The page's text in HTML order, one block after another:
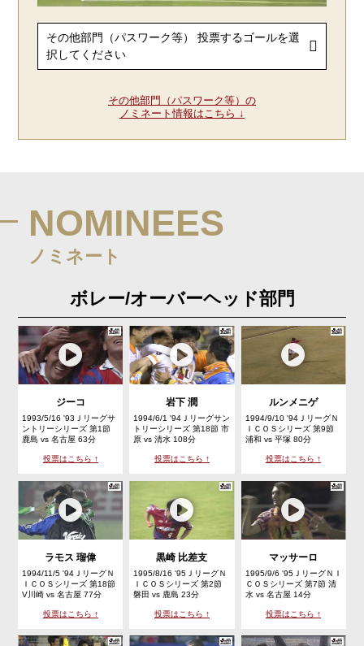
その他部門（パスワーク等）の
ノミネート情報はこちら ↓
NOMINEES
ノミネート
ボレー/オーバーヘッド部門
ジーコ
1993/5/16 '93Ｊリーグサ
ントリーシリーズ 第1節
鹿島 vs 名古屋 63分
投票はこちら ↑
岩下 潤
1994/6/1 '94Ｊリーグサン
トリーシリーズ 第18節 市
原 vs 清水 108分
投票はこちら ↑
ルンメニゲ
1994/9/10 '94ＪリーグＮ
ＩＣＯＳシリーズ 第9節
浦和 vs 平塚 80分
投票はこちら ↑
ラモス 瑠偉
1994/11/5 '94ＪリーグＮ
ＩＣＯＳシリーズ 第18節
V川崎 vs 名古屋 77分
投票はこちら ↑
黒崎 比差支
1995/8/16 '95ＪリーグＮ
ＩＣＯＳシリーズ 第2節
磐田 vs 鹿島 23分
投票はこちら ↑
マッサーロ
1995/9/6 '95ＪリーグＮＩ
ＣＯＳシリーズ 第7節 清
水 vs 名古屋 14分
投票はこちら ↑